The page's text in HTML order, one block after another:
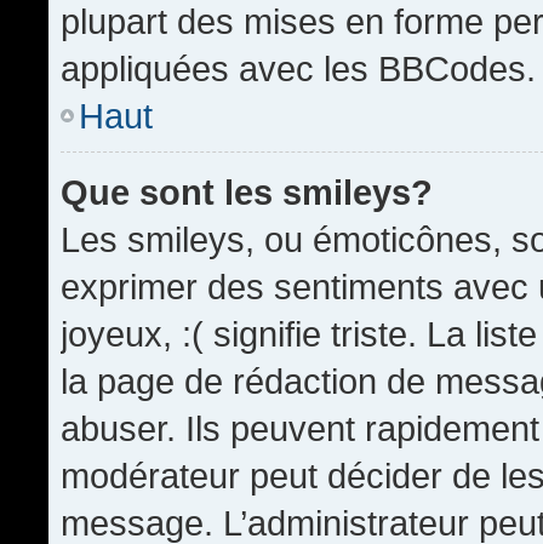
plupart des mises en forme
appliquées avec les BBCodes.
Haut
Que sont les smileys?
Les smileys, ou émoticônes,
exprimer des sentiments
joyeux, :( signifie triste. La
la page de rédaction de
abuser. Ils peuvent
modérateur peut décider de
message. L’administrateur